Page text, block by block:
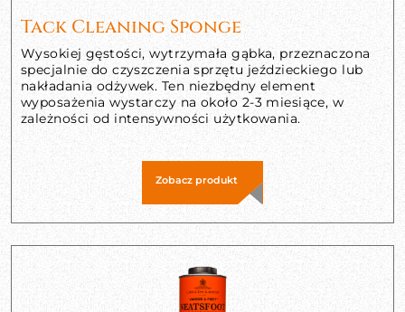
Tack Cleaning Sponge
Wysokiej gęstości, wytrzymała gąbka, przeznaczona
specjalnie do czyszczenia sprzętu jeździeckiego lub
nakładania odżywek. Ten niezbędny element
wyposażenia wystarczy na około 2-3 miesiące, w
zależności od intensywności użytkowania.
Zobacz produkt